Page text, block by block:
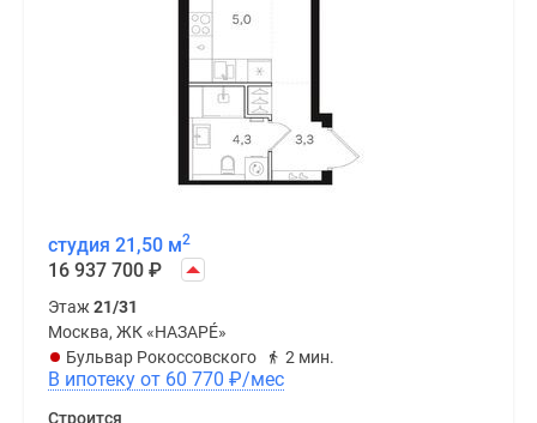
студия 21,50 м2
16 937 700 ₽
Этаж 21/31
Москва, ЖК «НАЗАРÉ»
Бульвар Рокоссовского
2 мин.
В ипотеку от 60 770 ₽/мес
Строится